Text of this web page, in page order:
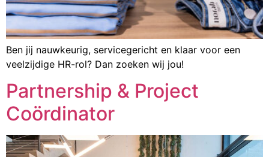
Ben jij nauwkeurig, servicegericht en klaar voor een
veelzijdige HR-rol? Dan zoeken wij jou!
Partnership & Project
Coördinator